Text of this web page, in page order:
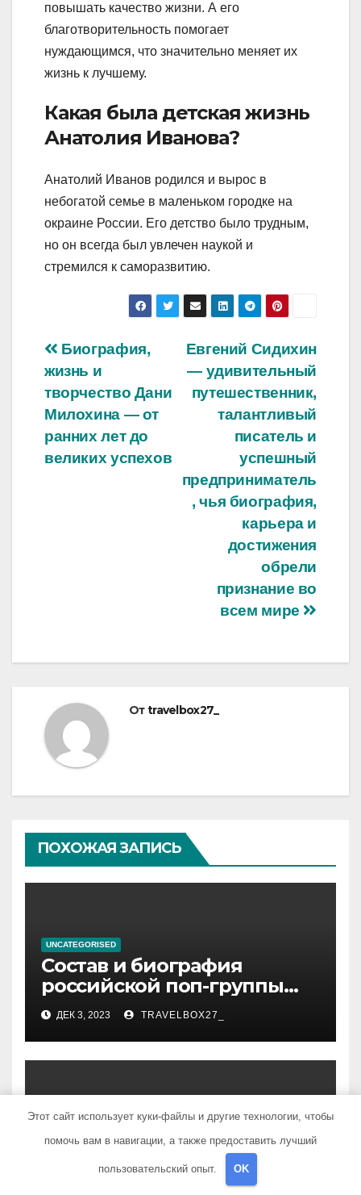
повышать качество жизни. А его
благотворительность помогает
нуждающимся, что значительно меняет их
жизнь к лучшему.
Какая была детская жизнь
Анатолия Иванова?
Анатолий Иванов родился и вырос в
небогатой семье в маленьком городке на
окраине России. Его детство было трудным,
но он всегда был увлечен наукой и
стремился к саморазвитию.
Навигация
по
записям
Евгений Сидихин
— удивительный
путешественник,
талантливый
писатель и
успешный
предприниматель
, чья биография,
карьера и
достижения
обрели
признание во
всем мире
Биография,
жизнь и
творчество Дани
Милохина — от
ранних лет до
великих успехов
Отtravelbox27_
ПОХОЖАЯ ЗАПИСЬ
UNCATEGORISED
Состав и биография
российской поп-группы
«Иванушки интернешнл»
— история успеха, музыка
и судьбы участников
ДЕК 3, 2023 TRAVELBOX27_
UNCATEGORISED
Политов Владимир —
узнайте все о его
биографии, возрасте и
Этот сайт использует куки-файлы и другие технологии, чтобы
помочь вам в навигации, а также предоставить лучший
пользовательский опыт. OK